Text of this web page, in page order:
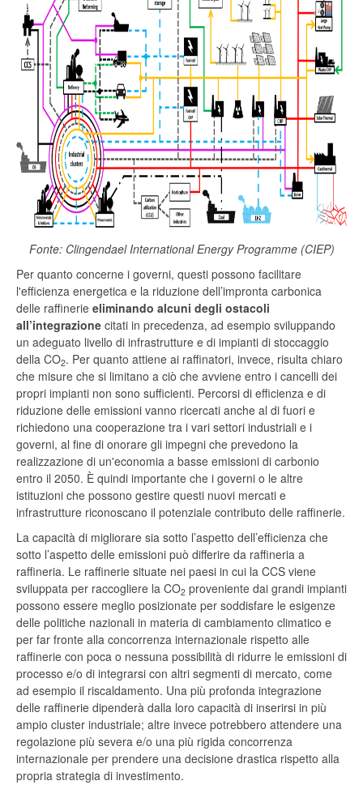
Fonte: Clingendael International Energy Programme (CIEP)
Per quanto concerne i governi, questi possono facilitare
l'efficienza energetica e la riduzione dell’impronta carbonica
delle raffinerie eliminando alcuni degli ostacoli
all’integrazione citati in precedenza, ad esempio sviluppando
un adeguato livello di infrastrutture e di impianti di stoccaggio
della CO2. Per quanto attiene ai raffinatori, invece, risulta chiaro
che misure che si limitano a ciò che avviene entro i cancelli dei
propri impianti non sono sufficienti. Percorsi di efficienza e di
riduzione delle emissioni vanno ricercati anche al di fuori e
richiedono una cooperazione tra i vari settori industriali e i
governi, al fine di onorare gli impegni che prevedono la
realizzazione di un'economia a basse emissioni di carbonio
entro il 2050. È quindi importante che i governi o le altre
istituzioni che possono gestire questi nuovi mercati e
infrastrutture riconoscano il potenziale contributo delle raffinerie.
La capacità di migliorare sia sotto l’aspetto dell’efficienza che
sotto l’aspetto delle emissioni può differire da raffineria a
raffineria. Le raffinerie situate nei paesi in cui la CCS viene
sviluppata per raccogliere la CO2 proveniente dai grandi impianti
possono essere meglio posizionate per soddisfare le esigenze
delle politiche nazionali in materia di cambiamento climatico e
per far fronte alla concorrenza internazionale rispetto alle
raffinerie con poca o nessuna possibilità di ridurre le emissioni di
processo e/o di integrarsi con altri segmenti di mercato, come
ad esempio il riscaldamento. Una più profonda integrazione
delle raffinerie dipenderà dalla loro capacità di inserirsi in più
ampio cluster industriale; altre invece potrebbero attendere una
regolazione più severa e/o una più rigida concorrenza
internazionale per prendere una decisione drastica rispetto alla
propria strategia di investimento.